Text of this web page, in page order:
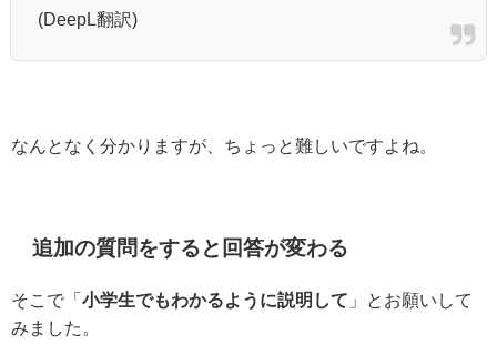
(DeepL翻訳)
なんとなく分かりますが、ちょっと難しいですよね。
追加の質問をすると回答が変わる
そこで「 小学生でもわかるように説明して 」とお願いして
みました。